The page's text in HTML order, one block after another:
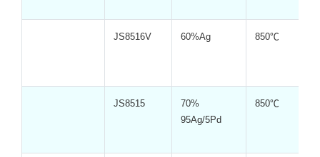
JS8516V 60%Ag 850℃
JS8515
70%
95Ag/5Pd
850℃